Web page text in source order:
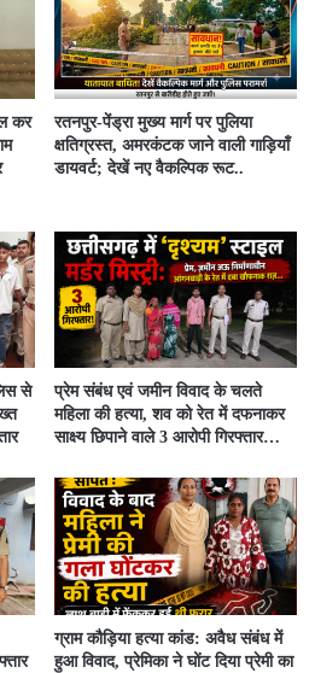
कर
रतनपुर-पेंड्रा मुख्य मार्ग पर पुलिया
क्षतिग्रस्त, अमरकंटक जाने वाली गाड़ियाँ
डायवर्ट; देखें नए वैकल्पिक रूट..
से
प्रेम संबंध एवं जमीन विवाद के चलते
महिला की हत्या, शव को रेत में दफनाकर
साक्ष्य छिपाने वाले 3 आरोपी गिरफ्तार…
ग्राम कौड़िया हत्या कांड: अवैध संबंध में
हुआ विवाद, प्रेमिका ने घोंट दिया प्रेमी का